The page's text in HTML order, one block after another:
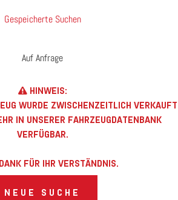
Gespeicherte Suchen
Auf Anfrage
HINWEIS:
WURDE ZWISCHENZEITLICH VERKAUFT
IN UNSERER FAHRZEUGDATENBANK
VERFÜGBAR.
FÜR IHR VERSTÄNDNIS.
NEUE SUCHE